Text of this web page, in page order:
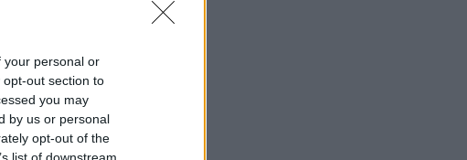
your personal or
out section to
you may
by us or personal
opt-out of the
list of downstream